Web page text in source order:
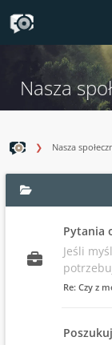
Nasza
Nasza
Pytania
Jeśli
Re: Czy z